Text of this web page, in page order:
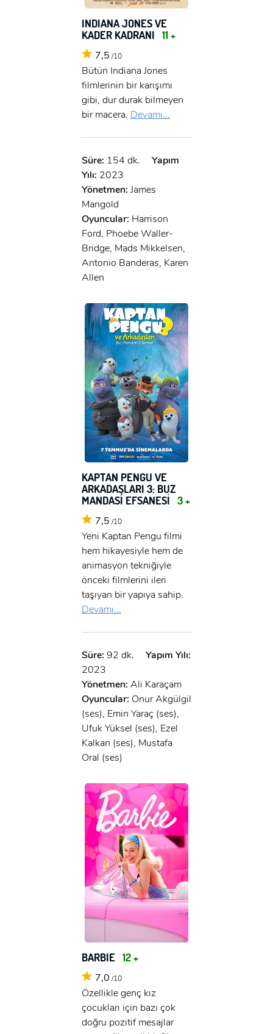
INDIANA JONES VE
KADER KADRANI 11 +
7,5 /10
Bütün Indiana Jones
filmlerinin bir karışımı
gibi, dur durak bilmeyen
bir macera. Devamı...
Süre: 154 dk.
Yapım
Yılı: 2023
Yönetmen: James
Mangold
Oyuncular: Harrison
Ford, Phoebe Waller-
Bridge, Mads Mikkelsen,
Antonio Banderas, Karen
Allen
KAPTAN PENGU VE
ARKADAŞLARI 3: BUZ
MANDASI EFSANESİ 3 +
7,5 /10
Yeni Kaptan Pengu filmi
hem hikayesiyle hem de
animasyon tekniğiyle
önceki filmlerini ileri
taşıyan bir yapıya sahip.
Devamı...
Süre: 92 dk.
Yapım Yılı:
2023
Yönetmen: Ali Karaçam
Oyuncular: Onur Akgülgil
(ses), Emin Yaraç (ses),
Ufuk Yüksel (ses), Ezel
Kalkan (ses), Mustafa
Oral (ses)
BARBIE 12 +
7,0 /10
Özellikle genç kız
çocukları için bazı çok
doğru pozitif mesajlar